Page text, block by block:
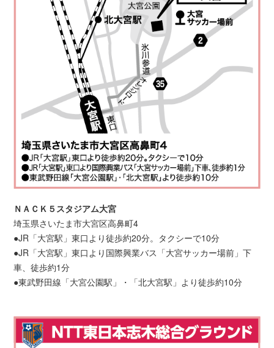
ＮＡＣＫ５スタジアム大宮
埼玉県さいたま市大宮区高鼻町4
●JR「大宮駅」東口より徒歩約20分。タクシーで10分
●JR「大宮駅」東口より国際興業バス「大宮サッカー場前」下
車、徒歩約1分
●東武野田線「大宮公園駅」・「北大宮駅」より徒歩約10分